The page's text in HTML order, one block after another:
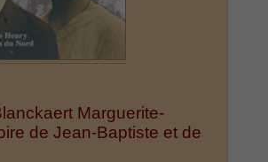
Marguerite-
de Jean-Baptiste et de